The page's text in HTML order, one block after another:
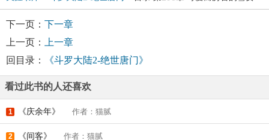
下一页： 下一章
上一页：
上一章
回目录：
《斗罗大陆2-绝世唐门》
看过此书的人还喜欢
1 《庆余年》 作者：猫腻
2 《间客》 作者：猫腻